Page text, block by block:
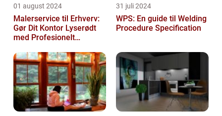
01 august 2024
Malerservice til Erhverv:
Gør Dit Kontor Lyserødt
med Profesionelt
31 juli 2024
WPS: En guide til Welding
Procedure Specification